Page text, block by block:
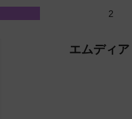
2
エムディ